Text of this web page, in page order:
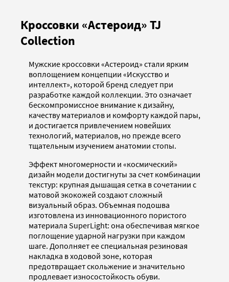
Кроссовки «Астероид» TJ
Collection
Мужские кроссовки «Астероид» стали ярким
воплощением концепции «Искусство и
интеллект», которой бренд следует при
разработке каждой коллекции. Это означает
бескомпромиссное внимание к дизайну,
качеству материалов и комфорту каждой пары,
и достигается привлечением новейших
технологий, материалов, но прежде всего
тщательным изучением анатомии стопы.
Эффект многомерности и «космический»
дизайн модели достигнуты за счет комбинации
текстур: крупная дышащая сетка в сочетании с
матовой экокожей создают сложный
визуальный образ. Объемная подошва
изготовлена из инновационного пористого
материала SuperLight: она обеспечивая мягкое
поглощение ударной нагрузки при каждом
шаге. Дополняет ее специальная резиновая
накладка в ходовой зоне, которая
предотвращает скольжение и значительно
продлевает износостойкость обуви.